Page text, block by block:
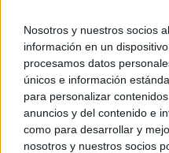
Nosotros y nuestros socios
información en un
procesamos datos
únicos e información
para personalizar
anuncios y del contenido e
como para desarrollar y
nosotros y nuestros socios
© Kiosko.net Aviso Legal